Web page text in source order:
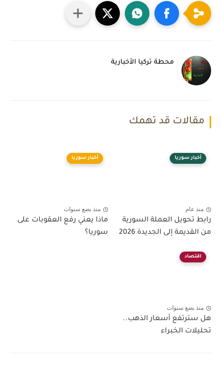
محطة تركيا الأخبارية
مقالات قد تهمك
أخبار سوريا
منذ عام
رابط تحويل العملة السورية
من القديمة إلى الجديدة 2026
أخبار سوريا
منذ بضع سنوات
ماذا يعني رفع العقوبات على
سوريا؟
اقتصاد
منذ بضع سنوات
هل سترتفع أسعار الذهب..
تحليلات الخبراء